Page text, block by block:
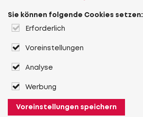
Sie können folgende Cookies setzen:
Erforderlich
Voreinstellungen
Analyse
Werbung
Voreinstellungen speichern